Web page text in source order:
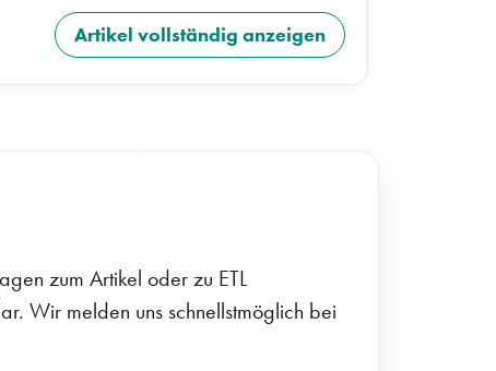
Artikel vollständig anzeigen
zum Artikel oder zu ETL
Wir melden uns schnellstmöglich bei